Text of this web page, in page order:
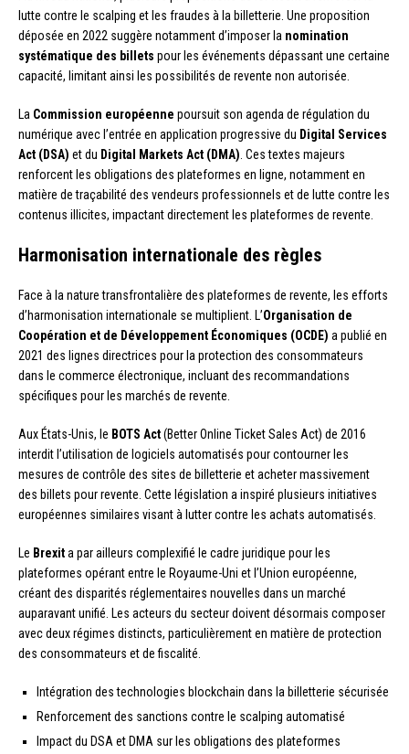
lutte contre le scalping et les fraudes à la billetterie. Une proposition
déposée en 2022 suggère notamment d’imposer la nomination
systématique des billets pour les événements dépassant une certaine
capacité, limitant ainsi les possibilités de revente non autorisée.
La Commission européenne poursuit son agenda de régulation du
numérique avec l’entrée en application progressive du Digital Services
Act (DSA) et du Digital Markets Act (DMA) . Ces textes majeurs
renforcent les obligations des plateformes en ligne, notamment en
matière de traçabilité des vendeurs professionnels et de lutte contre les
contenus illicites, impactant directement les plateformes de revente.
Harmonisation internationale des règles
Face à la nature transfrontalière des plateformes de revente, les efforts
d’harmonisation internationale se multiplient. L’Organisation de
Coopération et de Développement Économiques (OCDE) a publié en
2021 des lignes directrices pour la protection des consommateurs
dans le commerce électronique, incluant des recommandations
spécifiques pour les marchés de revente.
Aux États-Unis, le BOTS Act(Better Online Ticket Sales Act) de 2016
interdit l’utilisation de logiciels automatisés pour contourner les
mesures de contrôle des sites de billetterie et acheter massivement
des billets pour revente. Cette législation a inspiré plusieurs initiatives
européennes similaires visant à lutter contre les achats automatisés.
Le Brexita par ailleurs complexifié le cadre juridique pour les
plateformes opérant entre le Royaume-Uni et l’Union européenne,
créant des disparités réglementaires nouvelles dans un marché
auparavant unifié. Les acteurs du secteur doivent désormais composer
avec deux régimes distincts, particulièrement en matière de protection
des consommateurs et de fiscalité.
Intégration des technologies blockchain dans la billetterie sécurisée
Renforcement des sanctions contre le scalping automatisé
Impact du DSA et DMA sur les obligations des plateformes